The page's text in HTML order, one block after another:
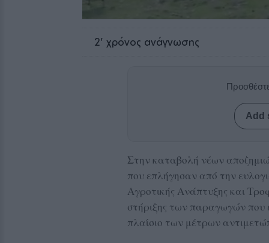
2' χρόνος ανάγνωσης
Add
Στην καταβολή νέων
που επλήγησαν από την
Αγροτικής Ανάπτυξης και
στήριξης των παραγωγών που
πλαίσιο των μέτρων